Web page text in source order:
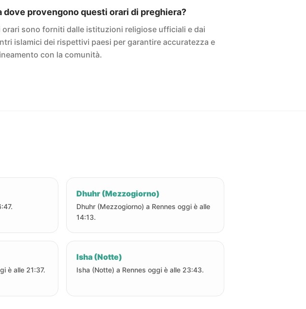
dove provengono questi orari di preghiera?
orari sono forniti dalle istituzioni religiose ufficiali e dai
islamici dei rispettivi paesi per garantire accuratezza e
con la comunità.
Dhuhr (Mezzogiorno)
Dhuhr (Mezzogiorno) a Rennes oggi è alle
14:13.
è alle 21:37.
Isha (Notte)
Isha (Notte) a Rennes oggi è alle 23:43.